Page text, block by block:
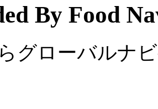
グローバルナ